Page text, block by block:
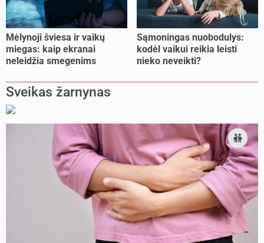
Mėlynoji šviesa ir vaikų
miegas: kaip ekranai
neleidžia smegenims
Sąmoningas nuobodulys:
kodėl vaikui reikia leisti
nieko neveikti?
Sveikas žarnynas